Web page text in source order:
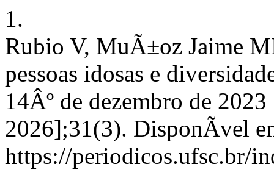
1.
Rubio V, MuÃ±oz Jaime
pessoas idosas e
14Âº de dezembro de
2026];31(3). DisponÃ­vel
https://periodicos.ufsc.br/